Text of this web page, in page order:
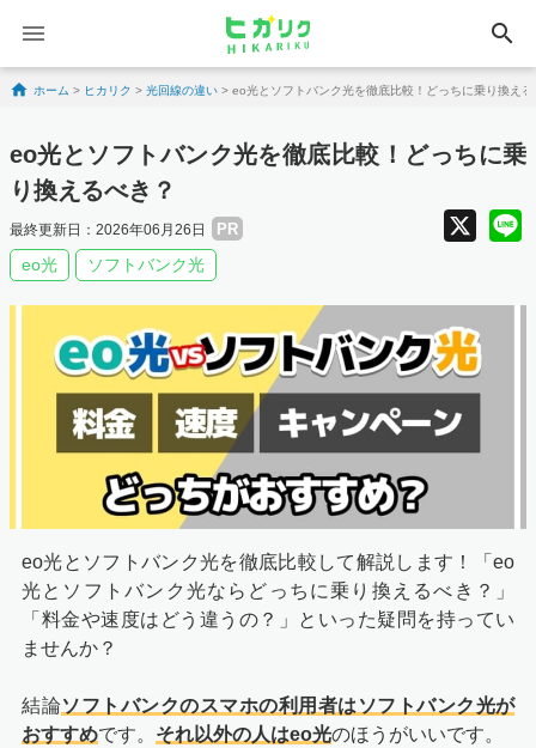
search
Skip to content
ホーム > ヒカリク > 光回線の違い > eo光とソフトバンク光を徹底比較！どっちに乗り換える
eo光とソフトバンク光を徹底比較！どっちに乗
り換えるべき？
最終更新日：2026年06月26日 PR X
eo光 ソフトバンク光
eo光とソフトバンク光を徹底比較して解説します！「eo
光とソフトバンク光ならどっちに乗り換えるべき？」
「料金や速度はどう違うの？」といった疑問を持ってい
ませんか？
結論ソフトバンクのスマホの利用者はソフトバンク光が
おすすめです。 それ以外の人はeo光のほうがいいです。